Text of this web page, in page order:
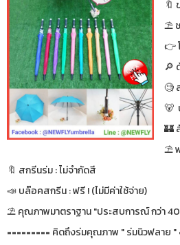
🔖
⛱
👉
🔎
🧐
🐻
🏰
⛱
🔖 สกรีนร่ม : ไม่จำกัดสี
📣 บล๊อคสกรีน : ฟรี ! (ไม่มีค่าใช้จ่าย)
⛱ คุณภาพมาตราฐาน "ประสบการณ์ กว่า
========= คิดถึงร่มคุณภาพ " ร่มนิวฟลาย "